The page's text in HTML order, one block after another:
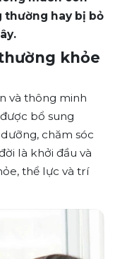
thường hay bị bỏ
khỏe
và thông minh
bổ sung
chăm sóc
là khởi đầu và
thể lực và trí